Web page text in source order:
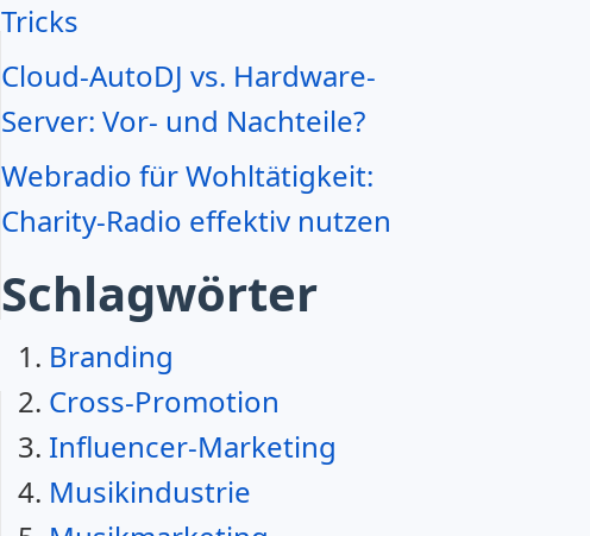
Tricks
Cloud-AutoDJ vs. Hardware-
Server: Vor- und Nachteile?
Webradio für Wohltätigkeit:
Charity-Radio effektiv nutzen
Schlagwörter
Branding
Cross-Promotion
Influencer-Marketing
Musikindustrie